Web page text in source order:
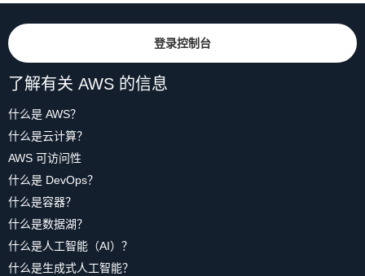
登录控制台
了解有关 AWS 的信息
什么是 AWS？
什么是云计算？
AWS 可访问性
什么是 DevOps？
什么是容器？
什么是数据湖？
什么是人工智能（AI）？
什么是生成式人工智能？